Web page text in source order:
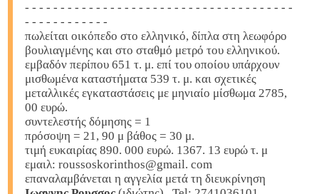
- - - - - - - - - - - - - - - - - - - - - - - - - - - - - - - - - - - - - -
- - - - - - - - - - - -
πωλείται οικόπεδο στο ελληνικό, δίπλα στη λεωφόρο
βουλιαγμένης και στο σταθμό μετρό του ελληνικού.
εμβαδόν περίπου 651 τ. μ. επί του οποίου υπάρχουν
μισθωμένα καταστήματα 539 τ. μ. και σχετικές
μεταλλικές εγκαταστάσεις με μηνιαίο μίσθωμα 2785,
00 ευρώ.
συντελεστής δόμησης = 1
πρόσοψη = 21, 90 μ βάθος = 30 μ.
τιμή ευκαιρίας 890. 000 ευρώ. 1367. 13 ευρώ τ. μ
εμαιλ: roussoskorinthos@gmail. com
επαναλαμβάνεται η αγγελία μετά τη διευκρίνηση